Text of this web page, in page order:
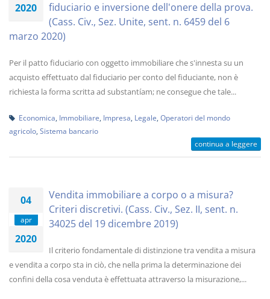
2020
fiduciario e inversione dell'onere della prova.
(Cass. Civ., Sez. Unite, sent. n. 6459 del 6
marzo 2020)
Per il patto fiduciario con oggetto immobiliare che s'innesta su un
acquisto effettuato dal fiduciario per conto del fiduciante, non è
richiesta la forma scritta ad substantíam; ne consegue che tale...
Economica Immobiliare Impresa Legale Operatori del mondo
agricolo Sistema bancario
continua a leggere
04
apr
2020
Vendita immobiliare a corpo o a misura?
Criteri discretivi. (Cass. Civ., Sez. II, sent. n.
34025 del 19 dicembre 2019)
Il criterio fondamentale di distinzione tra vendita a misura
e vendita a corpo sta in ciò, che nella prima la determinazione dei
confini della cosa venduta è effettuata attraverso la misurazione,...